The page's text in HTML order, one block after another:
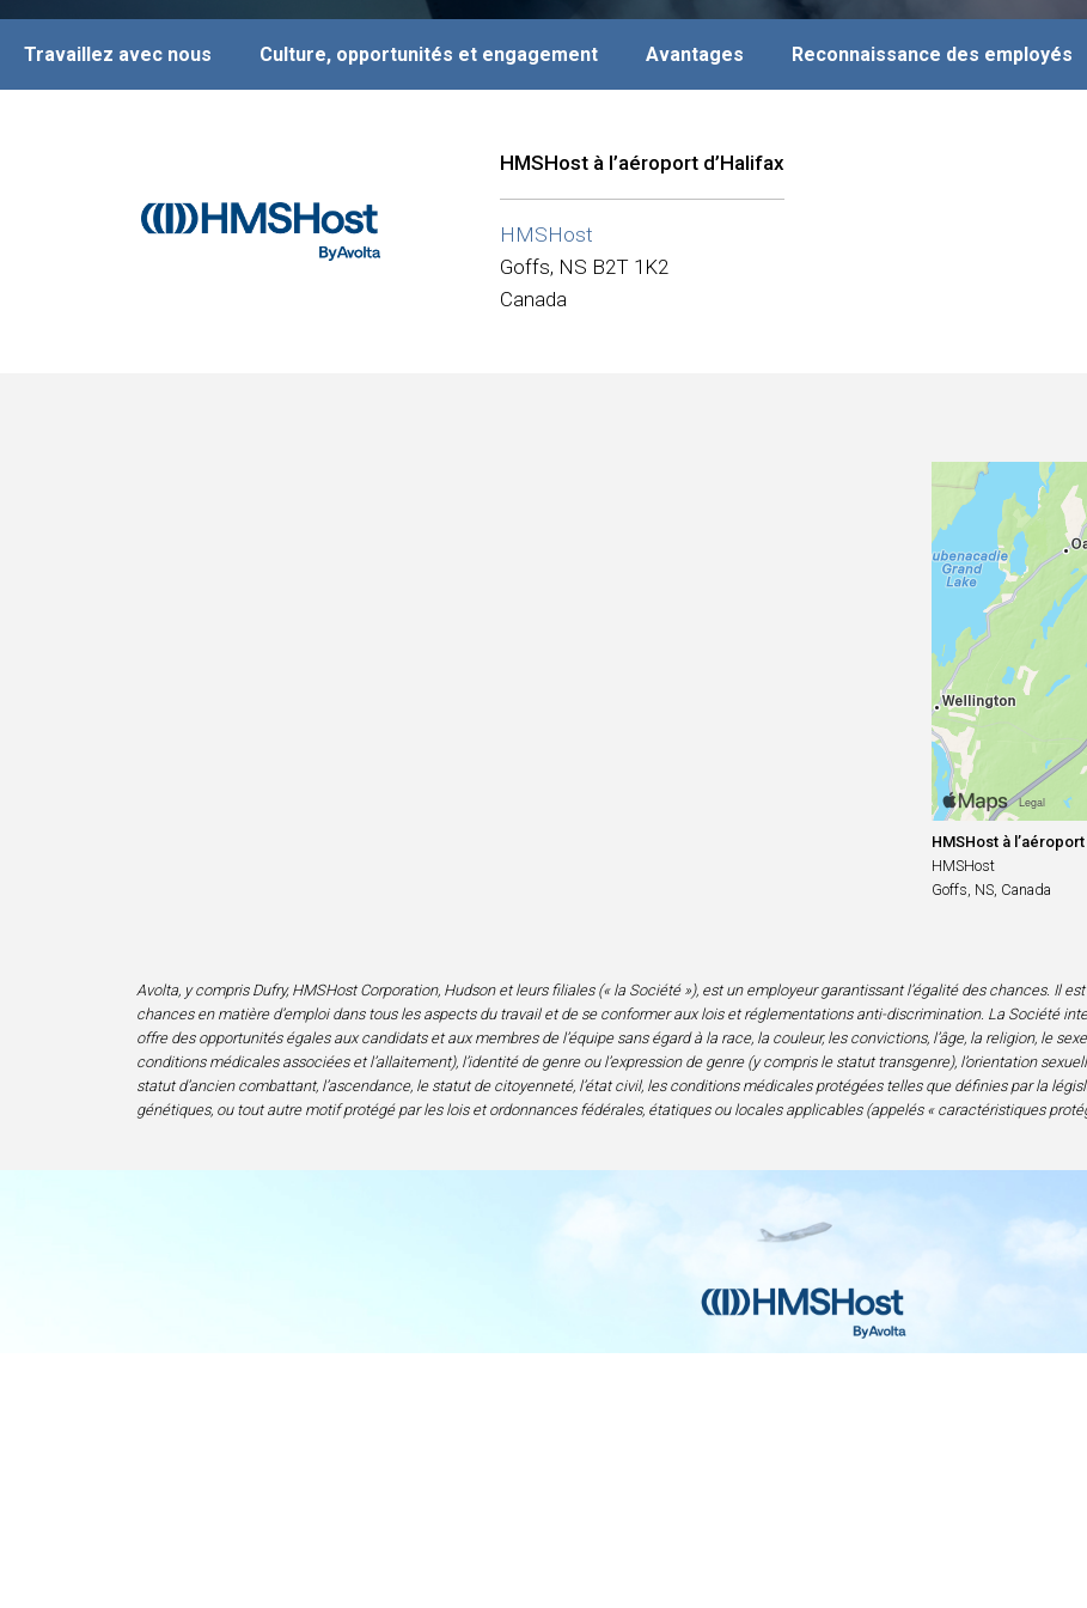
Travaillez avec nous Culture, opportunités et engagement Avantages Reconnaissance des employés
HMSHost à l’aéroport d’Halifax
HMSHost
Goffs, NS B2T 1K2
Canada
HMSHost à l’aéroport
HMSHost
Goffs, NS, Canada
Avolta, y compris Dufry, HMSHost Corporation, Hudson et leurs filiales (« la Société »), est un employeur garantissant l’égalité des chances. Il
chances en matière d’emploi dans tous les aspects du travail et de se conformer aux lois et réglementations anti-discrimination. La Société
offre des opportunités égales aux candidats et aux membres de l’équipe sans égard à la race, la couleur, les convictions, l’âge, la religion, le
conditions médicales associées et l’allaitement), l’identité de genre ou l’expression de genre (y compris le statut transgenre), l’orientation
statut d’ancien combattant, l’ascendance, le statut de citoyenneté, l’état civil, les conditions médicales protégées telles que définies par la
génétiques, ou tout autre motif protégé par les lois et ordonnances fédérales, étatiques ou locales applicables (appelés « caractéristiques